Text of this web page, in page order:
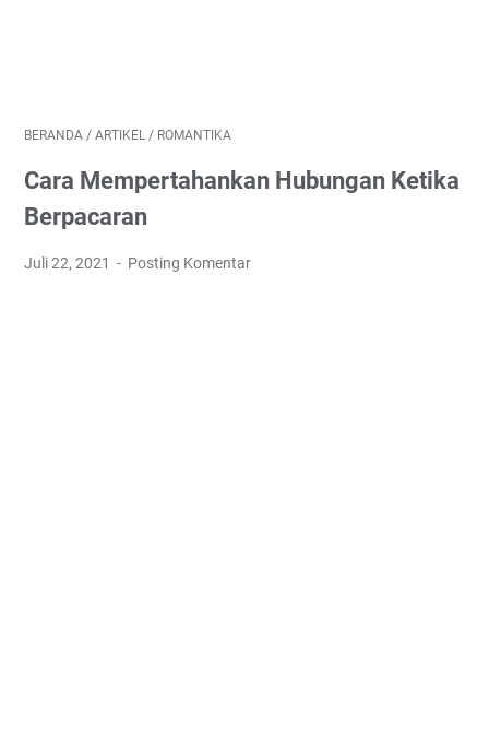
BERANDA / ARTIKEL / ROMANTIKA
Cara Mempertahankan Hubungan Ketika
Berpacaran
Juli 22, 2021 Posting Komentar